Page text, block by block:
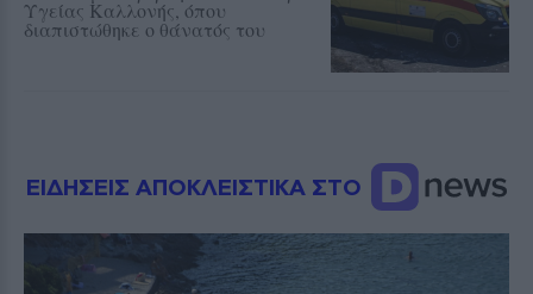
Υγείας Καλλονής, όπου
διαπιστώθηκε ο θάνατός του
ΕΙΔΗΣΕΙΣ ΑΠΟΚΛΕΙΣΤΙΚΑ ΣΤΟ